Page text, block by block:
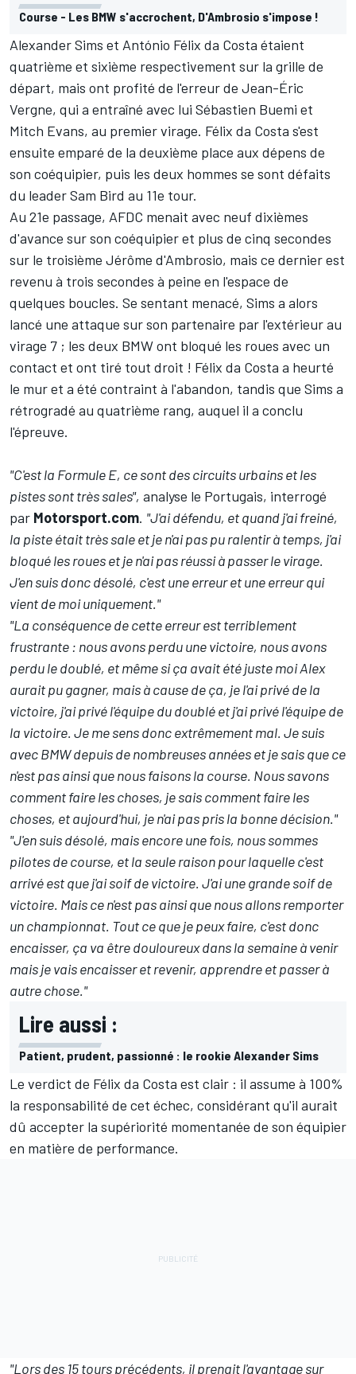
Course - Les BMW s'accrochent, D'Ambrosio s'impose !
Alexander Sims et António Félix da Costa étaient
quatrième et sixième respectivement sur la grille de
départ, mais ont profité de l'erreur de Jean-Éric
Vergne, qui a entraîné avec lui Sébastien Buemi et
Mitch Evans, au premier virage. Félix da Costa s'est
ensuite emparé de la deuxième place aux dépens de
son coéquipier, puis les deux hommes se sont défaits
du leader Sam Bird au 11e tour.
Au 21e passage, AFDC menait avec neuf dixièmes
d'avance sur son coéquipier et plus de cinq secondes
sur le troisième Jérôme d'Ambrosio, mais ce dernier est
revenu à trois secondes à peine en l'espace de
quelques boucles. Se sentant menacé, Sims a alors
lancé une attaque sur son partenaire par l'extérieur au
virage 7 ; les deux BMW ont bloqué les roues avec un
contact et ont tiré tout droit ! Félix da Costa a heurté
le mur et a été contraint à l'abandon, tandis que Sims a
rétrogradé au quatrième rang, auquel il a conclu
l'épreuve.
"C'est la Formule E, ce sont des circuits urbains et les
pistes sont très sales", analyse le Portugais, interrogé
par Motorsport.com. "J'ai défendu, et quand j'ai freiné,
la piste était très sale et je n'ai pas pu ralentir à temps, j'ai
bloqué les roues et je n'ai pas réussi à passer le virage.
J'en suis donc désolé, c'est une erreur et une erreur qui
vient de moi uniquement."
"La conséquence de cette erreur est terriblement
frustrante : nous avons perdu une victoire, nous avons
perdu le doublé, et même si ça avait été juste moi Alex
aurait pu gagner, mais à cause de ça, je l'ai privé de la
victoire, j'ai privé l'équipe du doublé et j'ai privé l'équipe de
la victoire. Je me sens donc extrêmement mal. Je suis
avec BMW depuis de nombreuses années et je sais que ce
n'est pas ainsi que nous faisons la course. Nous savons
comment faire les choses, je sais comment faire les
choses, et aujourd'hui, je n'ai pas pris la bonne décision."
"J'en suis désolé, mais encore une fois, nous sommes
pilotes de course, et la seule raison pour laquelle c'est
arrivé est que j'ai soif de victoire. J'ai une grande soif de
victoire. Mais ce n'est pas ainsi que nous allons remporter
un championnat. Tout ce que je peux faire, c'est donc
encaisser, ça va être douloureux dans la semaine à venir
mais je vais encaisser et revenir, apprendre et passer à
autre chose."
Lire aussi :
Patient, prudent, passionné : le rookie Alexander Sims
Le verdict de Félix da Costa est clair : il assume à 100%
la responsabilité de cet échec, considérant qu'il aurait
dû accepter la supériorité momentanée de son équipier
en matière de performance.
"Lors des 15 tours précédents, il prenait l'avantage sur